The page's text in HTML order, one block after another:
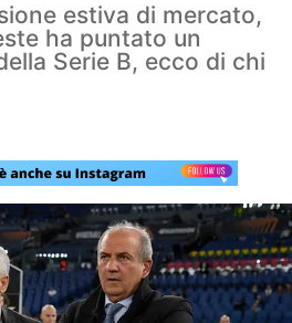
estiva di mercato,
ha puntato un
Serie B, ecco di chi